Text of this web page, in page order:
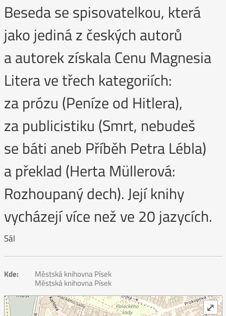
Beseda se spisovatelkou, která
jako jediná z českých autorů
a autorek získala Cenu Magnesia
Litera ve třech kategoriích:
za prózu (Peníze od Hitlera),
za publicistiku (Smrt, nebudeš
se báti aneb Příběh Petra Lébla)
a překlad (Herta Müllerová:
Rozhoupaný dech). Její knihy
vycházejí více než ve 20 jazycích.
Sál
Kde: Městská knihovna Písek
Městská knihovna Písek
⤢